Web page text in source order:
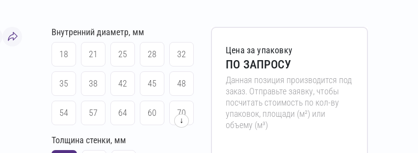
Внутренний диаметр, мм
18 21 25 28 32
35 38 42 45 48
54 57 64 60 70
76 83 89
↓
Толщина стенки, мм
Цена за упаковку
ПО ЗАПРОСУ
Данная позиция производится под
заказ. Отправьте заявку, чтобы
посчитать стоимость по кол-ву
упаковок, площади (м²) или
объему (м³)